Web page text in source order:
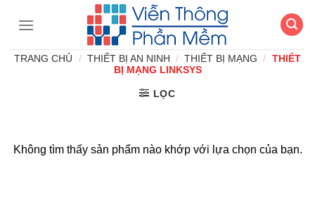
dungTRANG CHỦ / THIẾT BỊ AN NINH / THIẾT BỊ MẠNG / THIẾT
BỊ MẠNG LINKSYS
LỌC
Không tìm thấy sản phẩm nào khớp với lựa chọn của bạn.